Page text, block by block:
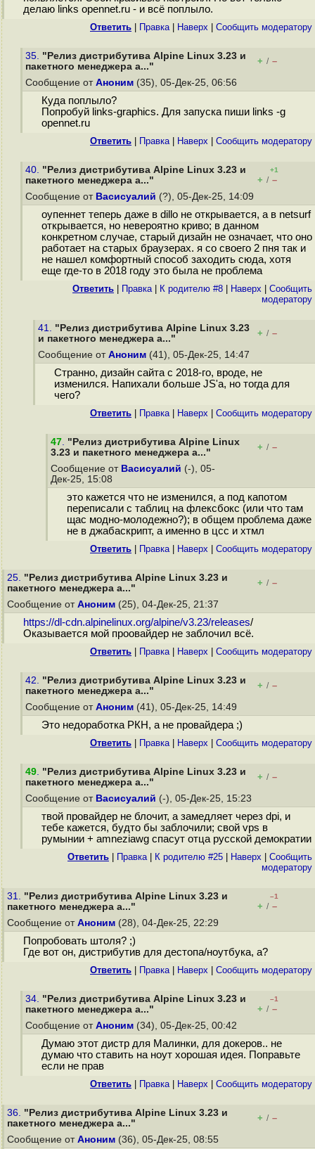
делаю links opennet.ru - и всё поплыло.
Ответить Правка| Наверх Cообщить модератору
35. "Релиз дистрибутива Alpine Linux 3.23 и
пакетного менеджера a..."
+ / –
Сообщение от Аноним (35), 05-Дек-25, 06:56
Куда поплыло?
Попробуй links-graphics. Для запуска пиши links -g
opennet.ru
Ответить Правка| Наверх Cообщить модератору
40. "Релиз дистрибутива Alpine Linux 3.23 и
пакетного менеджера a..."
+1
+ / –
Сообщение от Васисуалий (?), 05-Дек-25, 14:09
оупеннет теперь даже в dillo не открывается, а в netsurf
открывается, но невероятно криво; в данном
конкретном случае, старый дизайн не означает, что оно
работает на старых браузерах. я со своего 2 пня так и
не нашел комфортный способ заходить сюда, хотя
еще где-то в 2018 году это была не проблема
Ответить Правка| К родителю #8 Наверх
Cообщить
модератору
41. "Релиз дистрибутива Alpine Linux 3.23
и пакетного менеджера a..."
+ / –
Сообщение от Аноним (41), 05-Дек-25, 14:47
Странно, дизайн сайта с 2018-го, вроде, не
изменился. Напихали больше JS'а, но тогда для
чего?
Ответить Правка| Наверх Cообщить модератору
47. "Релиз дистрибутива Alpine Linux
3.23 и пакетного менеджера a..."
+ / –
Сообщение от Васисуалий (-), 05-
Дек-25, 15:08
это кажется что не изменился, а под капотом
переписали с таблиц на флексбокс (или что там
щас модно-молодежно?); в общем проблема даже
не в джабаскрипт, а именно в цсс и хтмл
Ответить Правка| Наверх Cообщить модератору
25. "Релиз дистрибутива Alpine Linux 3.23 и
пакетного менеджера a..."
+ / –
Сообщение от Аноним (25), 04-Дек-25, 21:37
https://dl-cdn.alpinelinux.org/alpine/v3.23/releases/
Оказывается мой проовайдер не заблочил всё.
Ответить Правка| Наверх Cообщить модератору
42. "Релиз дистрибутива Alpine Linux 3.23 и
пакетного менеджера a..."
+ / –
Сообщение от Аноним (41), 05-Дек-25, 14:49
Это недоработка РКН, а не провайдера ;)
Ответить Правка| Наверх Cообщить модератору
49. "Релиз дистрибутива Alpine Linux 3.23 и
пакетного менеджера a..."
+ / –
Сообщение от Васисуалий (-), 05-Дек-25, 15:23
твой провайдер не блочит, а замедляет через dpi, и
тебе кажется, будто бы заблочили; свой vps в
румынии + amneziawg спасут отца русской демократии
Ответить Правка| К родителю #25 Наверх
Cообщить
модератору
31. "Релиз дистрибутива Alpine Linux 3.23 и
пакетного менеджера a..."
–1
+ / –
Сообщение от Аноним (28), 04-Дек-25, 22:29
Попробовать штоля? ;)
Где вот он, дистрибутив для дестопа/ноутбука, а?
Ответить Правка| Наверх Cообщить модератору
34. "Релиз дистрибутива Alpine Linux 3.23 и
пакетного менеджера a..."
–1
+ / –
Сообщение от Аноним (34), 05-Дек-25, 00:42
Думаю этот дистр для Малинки, для докеров.. не
думаю что ставить на ноут хорошая идея. Поправьте
если не прав
Ответить Правка| Наверх Cообщить модератору
36. "Релиз дистрибутива Alpine Linux 3.23 и
пакетного менеджера a..."
+ / –
Сообщение от Аноним (36), 05-Дек-25, 08:55